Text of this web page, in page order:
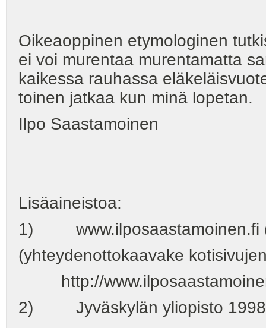
Oikeaoppinen etymologinen
ei voi murentaa murentamatta
kaikessa rauhassa
toinen jatkaa kun minä lopetan.
Ilpo Saastamoinen
Lisäaineistoa:
1) www.ilposaastamoinen.fi
(yhteydenottokaavake
http://
2) Jyväskylän yliopisto